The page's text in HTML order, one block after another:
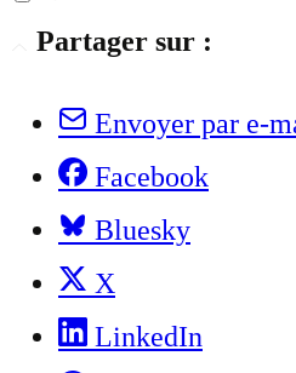
Partager sur :
Envoyer par e-
Facebook
Bluesky
X
LinkedIn